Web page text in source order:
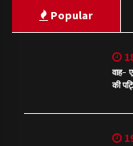
Popular
वाह-
की